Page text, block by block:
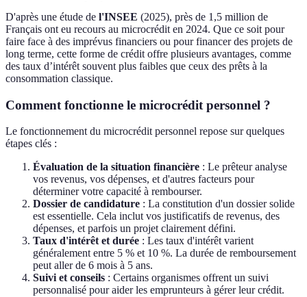
D'après une étude de l'INSEE (2025), près de 1,5 million de
Français ont eu recours au microcrédit en 2024. Que ce soit pour
faire face à des imprévus financiers ou pour financer des projets de
long terme, cette forme de crédit offre plusieurs avantages, comme
des taux d’intérêt souvent plus faibles que ceux des prêts à la
consommation classique.
Comment fonctionne le microcrédit personnel ?
Le fonctionnement du microcrédit personnel repose sur quelques
étapes clés :
Évaluation de la situation financière : Le prêteur analyse
vos revenus, vos dépenses, et d'autres facteurs pour
déterminer votre capacité à rembourser.
Dossier de candidature : La constitution d'un dossier solide
est essentielle. Cela inclut vos justificatifs de revenus, des
dépenses, et parfois un projet clairement défini.
Taux d'intérêt et durée : Les taux d'intérêt varient
généralement entre 5 % et 10 %. La durée de remboursement
peut aller de 6 mois à 5 ans.
Suivi et conseils : Certains organismes offrent un suivi
personnalisé pour aider les emprunteurs à gérer leur crédit.